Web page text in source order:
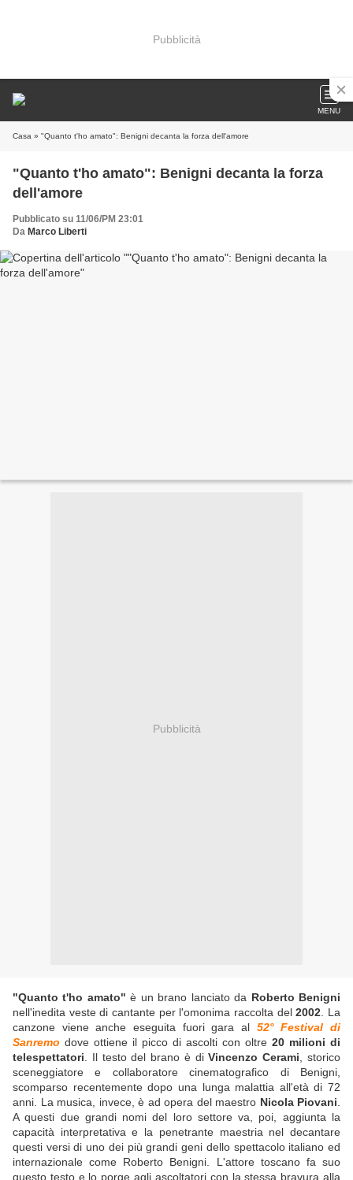
Pubblicità
MENU
Casa » "Quanto t'ho amato": Benigni decanta la forza dell'amore
"Quanto t'ho amato": Benigni decanta la forza
dell'amore
Pubblicato su 11/06/PM 23:01
Da Marco Liberti
Pubblicità
"Quanto t'ho amato" è un brano lanciato da Roberto Benigni
nell'inedita veste di cantante per l'omonima raccolta del2002 . La
canzone viene anche eseguita fuori gara al 52° Festival di
Sanremo dove ottiene il picco di ascolti con oltre 20 milioni di
telespettatori . Il testo del brano è diVincenzo Cerami , storico
sceneggiatore e collaboratore cinematografico di Benigni,
scomparso recentemente dopo una lunga malattia all'età di 72
anni. La musica, invece, è ad opera del maestro Nicola Piovani
A questi due grandi nomi del loro settore va, poi, aggiunta la
capacità interpretativa e la penetrante maestria nel decantare
questi versi di uno dei più grandi geni dello spettacolo italiano ed
internazionale come Roberto Benigni. L'attore toscano fa suo
questo testo e lo porge agli ascoltatori con la stessa bravura alla